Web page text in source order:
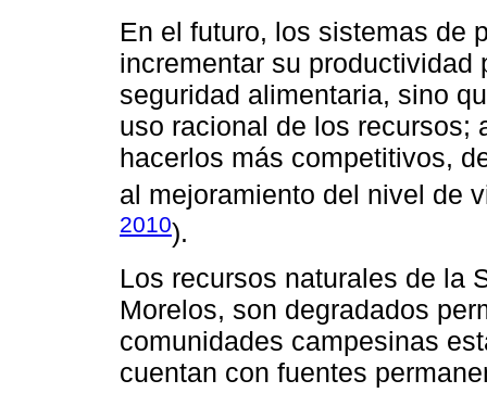
En el futuro, los sistemas de
incrementar su productividad
seguridad alimentaria, sino
uso racional de los recursos;
hacerlos más competitivos,
al mejoramiento del nivel de
2010).
Los recursos naturales de la
Morelos, son degradados
comunidades campesinas
cuentan con fuentes